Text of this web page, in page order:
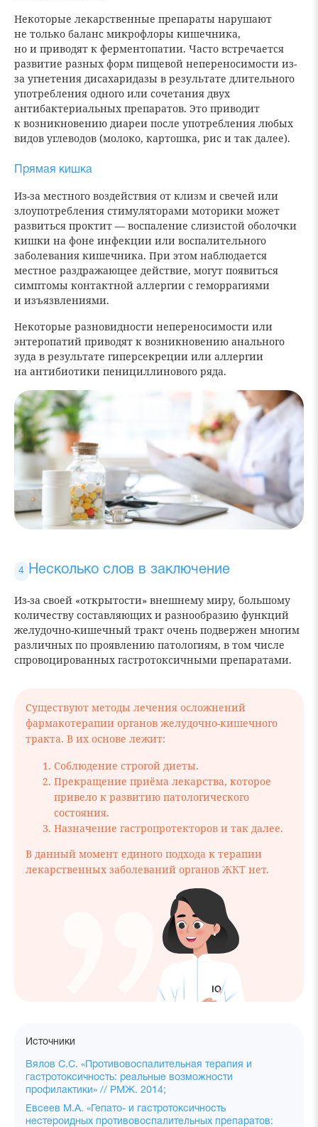
Некоторые лекарственные препараты нарушают
не только баланс микрофлоры кишечника,
но и приводят к ферментопатии. Часто встречается
развитие разных форм пищевой непереносимости из-
за угнетения дисахаридазы в результате длительного
употребления одного или сочетания двух
антибактериальных препаратов. Это приводит
к возникновению диареи после употребления любых
видов углеводов (молоко, картошка, рис и так далее).
Прямая кишка
Из-за местного воздействия от клизм и свечей или
злоупотребления стимуляторами моторики может
развиться проктит — воспаление слизистой оболочки
кишки на фоне инфекции или воспалительного
заболевания кишечника. При этом наблюдается
местное раздражающее действие, могут появиться
симптомы контактной аллергии с геморрагиями
и изъязвлениями.
Некоторые разновидности непереносимости или
энтеропатий приводят к возникновению анального
зуда в результате гиперсекреции или аллергии
на антибиотики пенициллинового ряда.
Несколько слов в заключение
Из-за своей «открытости» внешнему миру, большому
количеству составляющих и разнообразию функций
желудочно-кишечный тракт очень подвержен многим
различных по проявлению патологиям, в том числе
спровоцированных гастротоксичными препаратами.
Существуют методы лечения осложнений
фармакотерапии органов желудочно-кишечного
тракта. В их основе лежит:
Соблюдение строгой диеты.
Прекращение приёма лекарства, которое
привело к развитию патологического
состояния.
Назначение гастропротекторов и так далее.
В данный момент единого подхода к терапии
лекарственных заболеваний органов ЖКТ нет.
Источники
Вялов С.С. «Противовоспалительная терапия и
гастротоксичность: реальные возможности
профилактики» // РМЖ. 2014;
Евсеев М.А. «Гепато- и гастротоксичность
нестероидных противовоспалительных препаратов: